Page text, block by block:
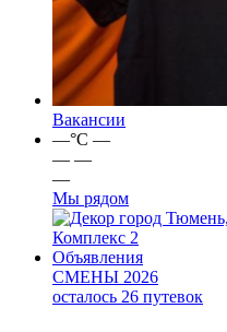
Вакансии
—°C —
— —
—
Мы рядом
город
Комплекс 2
Объявления
СМЕНЫ 2026
осталось 26 путевок